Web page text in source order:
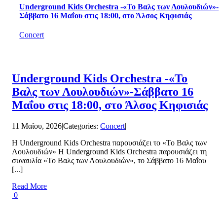
Underground Kids Orchestra -«Το Βαλς των Λουλουδιών»-
Σάββατο 16 Μαΐου στις 18:00, στο Άλσος Κηφισιάς
Concert
Underground Kids Orchestra -«Το
Βαλς των Λουλουδιών»-Σάββατο 16
Μαΐου στις 18:00, στο Άλσος Κηφισιάς
11 Μαΐου, 2026|Categories:Concert|
Η Underground Kids Orchestra παρουσιάζει το «Το Βαλς των
Λουλουδιών» Η Underground Kids Orchestra παρουσιάζει τη
συναυλία «Το Βαλς των Λουλουδιών», το Σάββατο 16 Μαΐου
[...]
Read More
0